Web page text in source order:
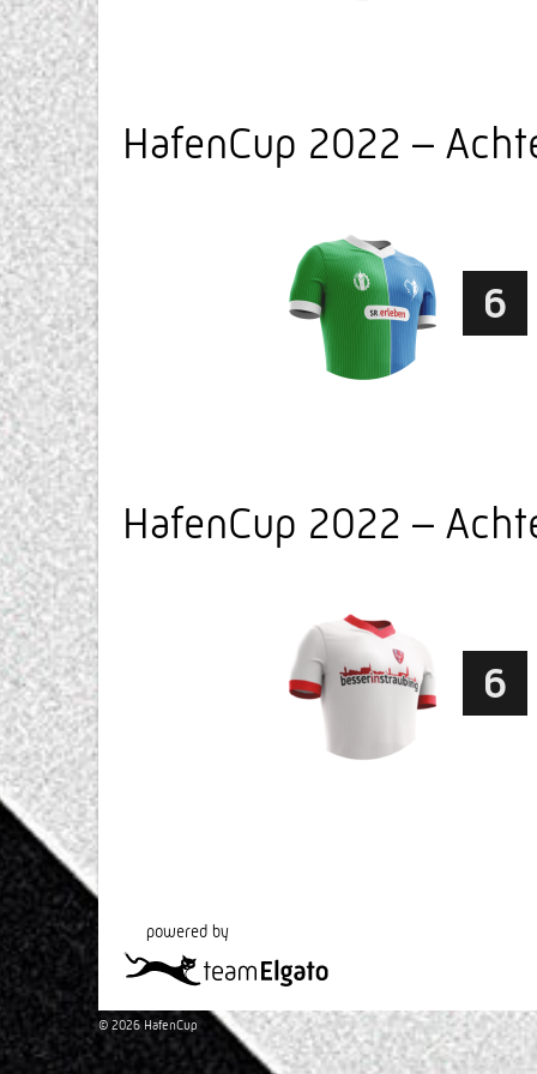
HafenCup 2022 –
6
HafenCup 2022 –
6
powered by
© 2026 HafenCup